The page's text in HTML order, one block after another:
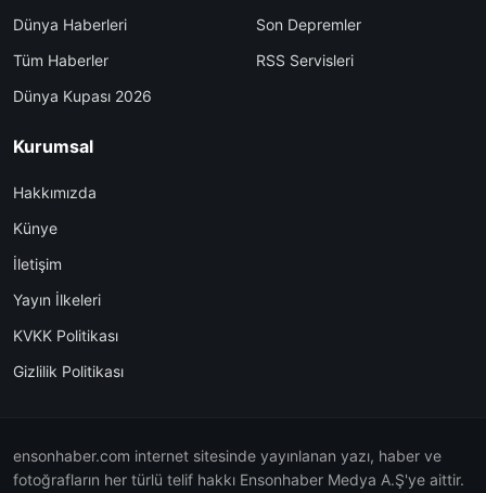
Dünya Haberleri
Tüm Haberler
Dünya Kupası 2026
Son Depremler
RSS Servisleri
Kurumsal
Hakkımızda
Künye
İletişim
Yayın İlkeleri
KVKK Politikası
Gizlilik Politikası
ensonhaber.com internet sitesinde yayınlanan yazı, haber ve
fotoğrafların her türlü telif hakkı Ensonhaber Medya A.Ş'ye aittir.